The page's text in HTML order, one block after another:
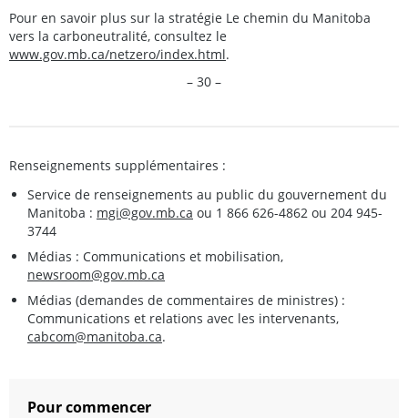
Pour en savoir plus sur la stratégie Le chemin du Manitoba
vers la carboneutralité, consultez le
www.gov.mb.ca/netzero/index.html.
– 30 –
Renseignements supplémentaires :
Service de renseignements au public du gouvernement du
Manitoba : mgi@gov.mb.ca ou 1 866 626-4862 ou 204 945-
3744
Médias : Communications et mobilisation,
newsroom@gov.mb.ca
Médias (demandes de commentaires de ministres) :
Communications et relations avec les intervenants,
cabcom@manitoba.ca.
Pour commencer